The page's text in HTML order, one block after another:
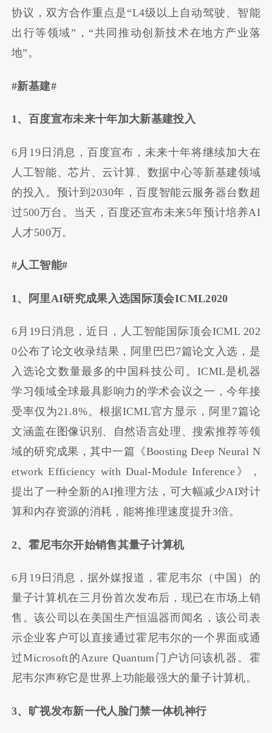
协议，双方合作重点是“L4级以上自动驾驶、智能
出行等领域”，“共同推动创新技术在地方产业落
地”。
#新基建#
1、百度宣布未来十年加大新基建投入
6月19日消息，百度宣布，未来十年将继续加大在
人工智能、芯片、云计算、数据中心等新基建领域
的投入。预计到2030年，百度智能云服务器台数超
过500万台。当天，百度还宣布未来5年预计培养AI
人才500万。
#人工智能#
1、阿里AI研究成果入选国际顶会ICML2020
6月19日消息，近日，人工智能国际顶会ICML 202
0公布了论文收录结果，阿里巴巴7篇论文入选，是
入选论文数量最多的中国科技公司。ICML是机器
学习领域全球最具影响力的学术会议之一，今年接
受率仅为21.8%。根据ICML官方显示，阿里7篇论
文涵盖在图像识别、自然语言处理、搜索推荐等领
域的研究成果，其中一篇《Boosting Deep Neural N
etwork Efficiency with Dual-Module Inference》，
提出了一种全新的AI推理方法，可大幅减少AI对计
算和内存资源的消耗，能将推理速度提升3倍。
2、霍尼韦尔开始销售其量子计算机
6月19日消息，据外媒报道，霍尼韦尔（中国）的
量子计算机在三月份首次发布后，现已在市场上销
售。该公司以在美国生产恒温器而闻名，该公司表
示企业客户可以直接通过霍尼韦尔的一个界面或通
过Microsoft的Azure Quantum门户访问该机器。霍
尼韦尔声称它是世界上功能最强大的量子计算机。
3、旷视发布新一代人脸门禁一体机神行